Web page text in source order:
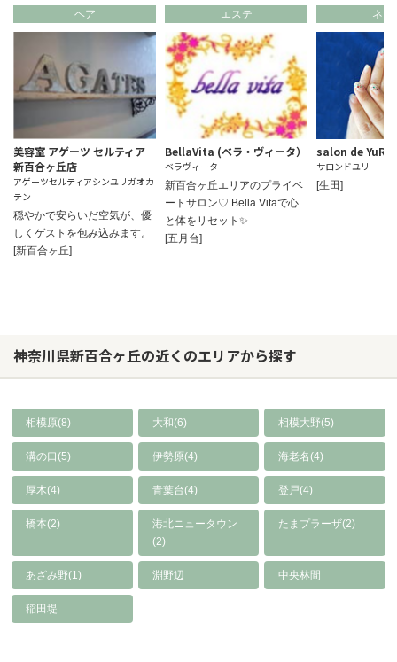
ヘア
美容室 アゲーツ セルティア
新百合ヶ丘店
アゲーツセルティアシンユリガオカ
テン
穏やかで安らいだ空気が、優
しくゲストを包み込みます。
[新百合ヶ丘]
エステ
BellaVita (ベラ・ヴィータ）
ベラヴィータ
新百合ヶ丘エリアのプライベ
ートサロン♡ Bella Vitaで心
と体をリセット✨
[五月台]
ネイ
salon de YuRi
サロンドユリ
[生田]
神奈川県新百合ヶ丘の近くのエリアから探す
相模原(8) 大和(6) 相模大野(5)
溝の口(5) 伊勢原(4) 海老名(4)
厚木(4) 青葉台(4) 登戸(4)
橋本(2)
港北ニュータウン
(2)
たまプラーザ(2)
あざみ野(1) 淵野辺 中央林間
稲田堤